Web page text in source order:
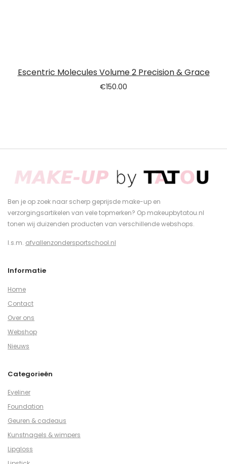
Escentric Molecules Volume 2 Precision & Grace
€150.00
Ben je op zoek naar scherp geprijsde make-up en
verzorgingsartikelen van vele topmerken? Op makeupbytatou.nl
tonen wij duizenden producten van verschillende webshops.
I.s.m. afvallenzondersportschool.nl
Informatie
Home
Contact
Over ons
Webshop
Nieuws
Categorieën
Eyeliner
Foundation
Geuren & cadeaus
Kunstnagels & wimpers
Lipgloss